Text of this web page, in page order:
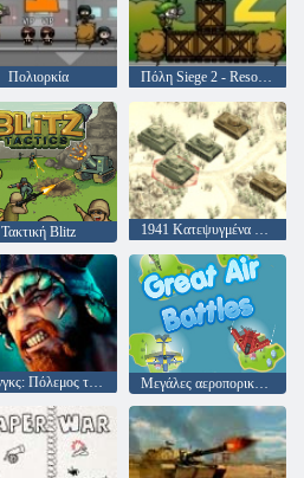
Πολιορκία Πόλη Siege 2 - Resort Siege
Τακτική Blitz 1941 Κατεψυγμένα Μέτωπο
Βίκινγκς: Πόλεμος των φυλών Μεγάλες αεροπορικές μάχες